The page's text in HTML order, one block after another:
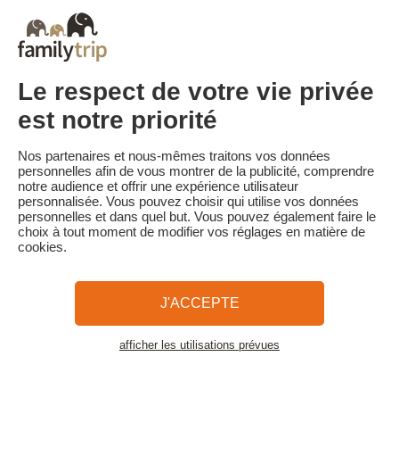
début du séjour. Le client reçoit un rappel de paiement du solde
de la réservation par e-mail 35 jours avant le début du séjour.
Les pénalités d'annulation sont calculées sur la base du barème
suivant :
• Annulation 30 jours ou plus avant la date de début du séjour :
acompte conservé
• Annulation moins de 30 jours avant la date de début du séjour :
100 % du prix du séjour
Familytrip vous conseille de souscrire l'assurance annulation de
son partenaire AREAS Assurances. Souscrivez au moment de la
réservation ou dans les 24h suivant votre réservation par
téléphone.
CGV et Charte de Confidentialité
La Presse parle de nous
Plan du site
Le respect de votre vie privée
est notre priorité
Nos partenaires et nous-mêmes traitons vos données
personnelles afin de vous montrer de la publicité, comprendre
notre audience et offrir une expérience utilisateur
personnalisée. Vous pouvez choisir qui utilise vos données
personnelles et dans quel but. Vous pouvez également faire le
choix à tout moment de modifier vos réglages en matière de
cookies.
J'ACCEPTE
afficher les utilisations prévues